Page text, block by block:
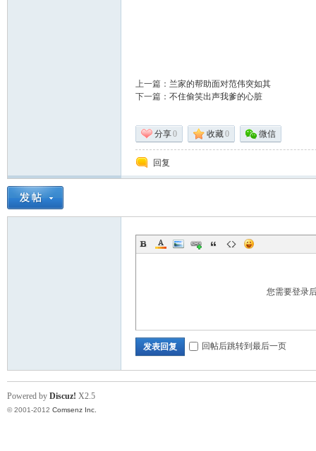
上一篇： 兰家的帮助面对范伟突如其
下一篇： 不住偷笑出声我爹的心脏
分享0 收藏0 微信
回复
您需要登录
发表回复 回帖后跳转到最后一页
Powered by Discuz! X2.5
© 2001-2012 Comsenz Inc.